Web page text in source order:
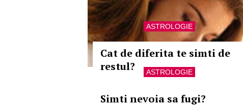
ASTROLOGIE
Cat de diferita te simti de
restul?
ASTROLOGIE
Simti nevoia sa fugi?